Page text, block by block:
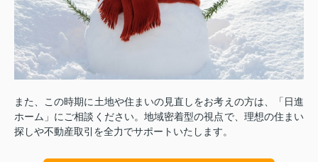
また、この時期に土地や住まいの見直しをお考えの方は、「日進
ホーム」にご相談ください。地域密着型の視点で、理想の住まい
探しや不動産取引を全力でサポートいたします。